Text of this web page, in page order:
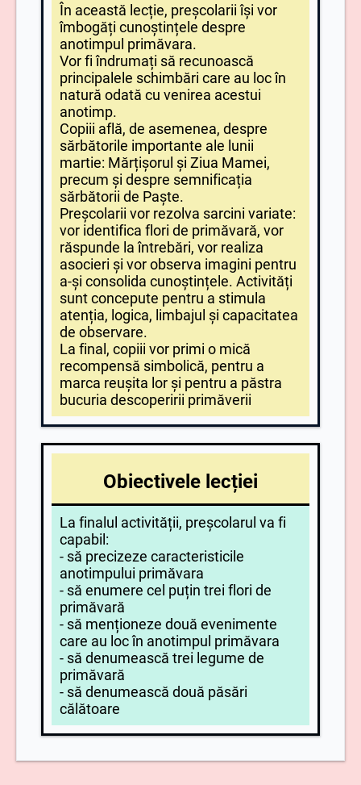
În această lecție, preșcolarii își vor
îmbogăți cunoștințele despre
anotimpul primăvara.
Vor fi îndrumați să recunoască
principalele schimbări care au loc în
natură odată cu venirea acestui
anotimp.
Copiii află, de asemenea, despre
sărbătorile importante ale lunii
martie: Mărțișorul și Ziua Mamei,
precum și despre semnificația
sărbătorii de Paște.
Preșcolarii vor rezolva sarcini variate:
vor identifica flori de primăvară, vor
răspunde la întrebări, vor realiza
asocieri și vor observa imagini pentru
a-și consolida cunoștințele. Activități
sunt concepute pentru a stimula
atenția, logica, limbajul și capacitatea
de observare.
La final, copiii vor primi o mică
recompensă simbolică, pentru a
marca reușita lor și pentru a păstra
bucuria descoperirii primăverii
Obiectivele lecției
La finalul activității, preșcolarul va fi
capabil:
- să precizeze caracteristicile
anotimpului primăvara
- să enumere cel puțin trei flori de
primăvară
- să menționeze două evenimente
care au loc în anotimpul primăvara
- să denumească trei legume de
primăvară
- să denumească două păsări
călătoare